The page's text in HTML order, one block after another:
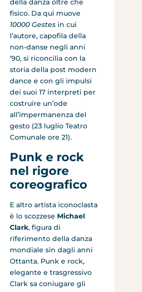
della danza oltre che
fisico. Da qui muove
10000 Gestes in cui
l’autore, capofila della
non-danse negli anni
’90, si riconcilia con la
storia della post modern
dance e con gli impulsi
dei suoi 17 interpreti per
costruire un’ode
all’impermanenza del
gesto (23 luglio Teatro
Comunale ore 21).
Punk e rock
nel rigore
coreografico
E altro artista iconoclasta
è lo scozzese Michael
Clark, figura di
riferimento della danza
mondiale sin dagli anni
Ottanta. Punk e rock,
elegante e trasgressivo
Clark sa coniugare gli